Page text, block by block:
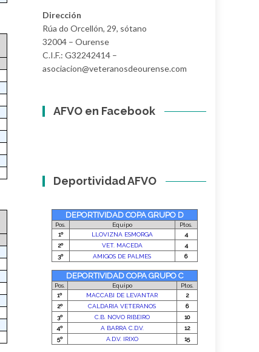
Dirección
Rúa do Orcellón, 29, sótano
32004 – Ourense
C.I.F.: G32242414 –
asociacion@veteranosdeourense.com
AFVO en Facebook
Deportividad AFVO